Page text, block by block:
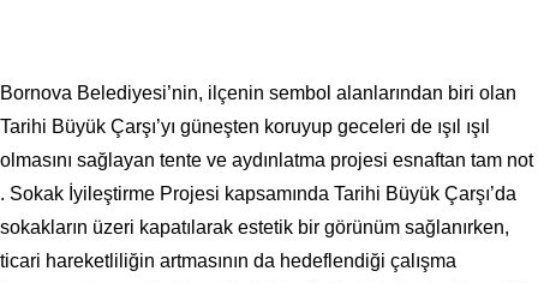
Bornova Belediyesi’nin, ilçenin sembol alanlarından biri olan
Tarihi Büyük Çarşı’yı güneşten koruyup geceleri de ışıl ışıl
olmasını sağlayan tente ve aydınlatma projesi esnaftan tam not
. Sokak İyileştirme Projesi kapsamında Tarihi Büyük Çarşı’da
sokakların üzeri kapatılarak estetik bir görünüm sağlanırken,
ticari hareketliliğin artmasının da hedeflendiği çalışma